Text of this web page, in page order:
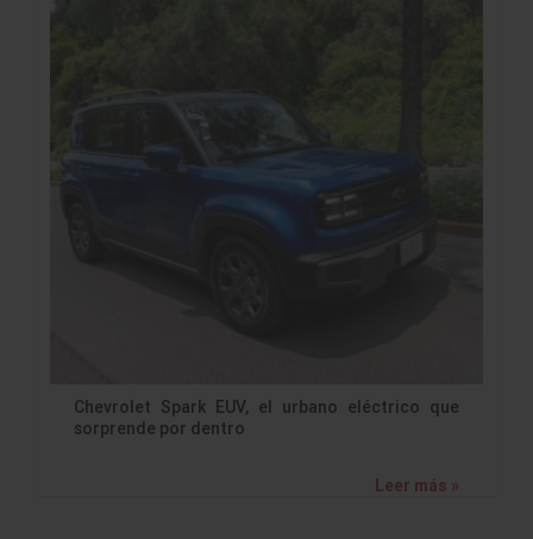
Chevrolet Spark EUV, el urbano eléctrico que
sorprende por dentro
Leer más »